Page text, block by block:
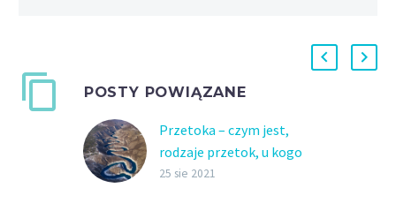
POSTY POWIĄZANE
Przetoka – czym jest,
rodzaje przetok, u kogo
występują, objawy
25 sie 2021